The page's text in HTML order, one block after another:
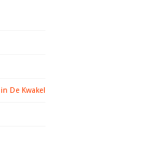
De Kwakel